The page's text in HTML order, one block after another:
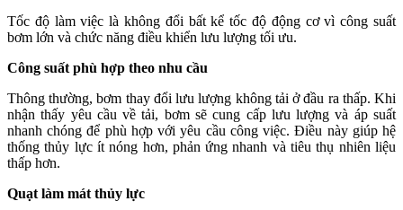
Tốc độ làm việc là không đổi bất kể tốc độ động cơ vì công suất
bơm lớn và chức năng điều khiển lưu lượng tối ưu.
Công suất phù hợp theo nhu cầu
Thông thường, bơm thay đổi lưu lượng không tải ở đầu ra thấp. Khi
nhận thấy yêu cầu về tải, bơm sẽ cung cấp lưu lượng và áp suất
nhanh chóng để phù hợp với yêu cầu công việc. Điều này giúp hệ
thống thủy lực ít nóng hơn, phản ứng nhanh và tiêu thụ nhiên liệu
thấp hơn.
Quạt làm mát thủy lực